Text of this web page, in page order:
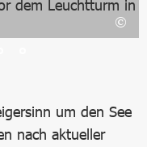
um den See
nach aktueller